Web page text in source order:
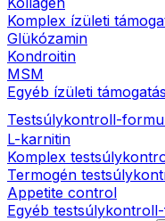
Komplex ízületi
Glükózamin
Kondroitin
MSM
Egyéb ízületi támogatás
Testsúlykontroll-
L-karnitin
Komplex
Termogén
Appetite control
Egyéb